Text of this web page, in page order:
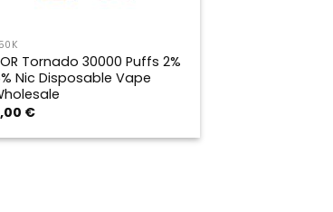
Tornado 30000 Puffs 2%
Nic Disposable Vape
€